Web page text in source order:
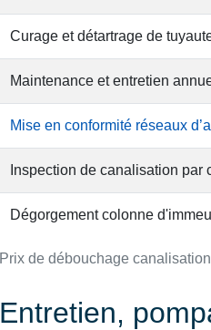
Prix de débouchage canalisation
Curage et détartrage de
Maintenance et entretien
Mise en conformité réseaux
Inspection de canalisation par
Dégorgement colonne
Entretien,